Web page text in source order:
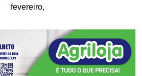
fevereiro,